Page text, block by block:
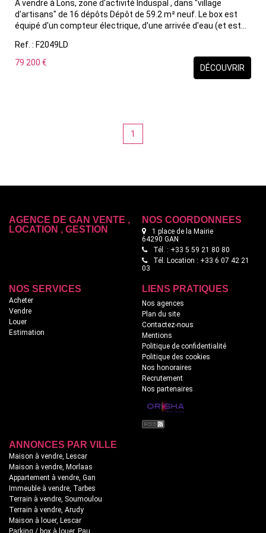
A vendre à Lons, zone d'activité Induspal , dans "village
d'artisans" de 16 dépôts Dépôt de 59.2 m² neuf. Le box est
équipé d'un compteur électrique, d'une arrivée d'eau (et est
3m x 3m50 et d'une porte d'entrée. Prix : 79 200€ H.T.
Possibilité d'acquérir 1 box supplémentaire au même prix et
conditions Un box de 63.63m² au prix de 84 480 € HT Un box de
Ref. : F2049LD
79 200 €
DÉCOUVRIR
1
AGENCE DE GAN VENTE ,
LOCATION , GESTION
NOS COORDONNÉES
1 place de la Mairie
64290 GAN
Tél. : +33 5 59 21 80 80
Tél. Location : +33 6 07 42 21
03
NOS SERVICES
Acheter
Vendre
Louer
Estimation
LIENS PRATIQUES
Nos agences
Plan du site
Contactez-nous
Mentions
Politique de confidentialité
Politique des cookies
Nos honoraires
Recrutement
Nos partenaires
ANNONCES PAR VILLE
Maison à vendre, Lescar
Maison à vendre, Morlaas
Appartement à vendre, Gan
Immeuble à vendre, Tarbes
Terrain à vendre, Soumoulou
Terrain à vendre, Arudy
Maison à louer, Lescar
Parking / box à louer, Pau